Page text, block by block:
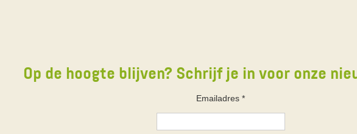
Op de hoogte blijven? Schrijf je in voor onze
Emailadres *